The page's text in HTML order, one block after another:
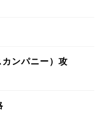
ンパニー）攻